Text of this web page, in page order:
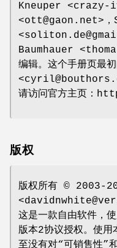
Kneuper <crazy-
<ott@gaon.net>
Baumhauer
编辑。这个手册页
请访问官方主页：
版权
版权所有 © 2003-
这是一款自由软件，
版本2协议授权。使
至没有对“可销售性”